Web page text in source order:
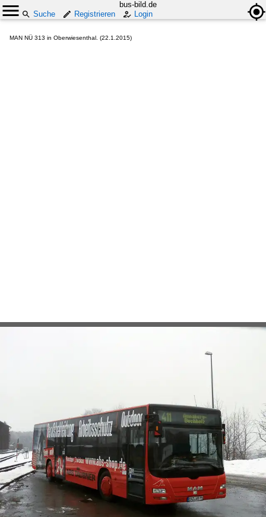
bus-bild.de
Suche
Registrieren Login
MAN NÜ 313 in Oberwiesenthal. (22.1.2015)